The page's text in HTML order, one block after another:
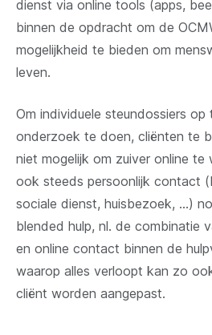
dienst via online tools (apps,
binnen de opdracht om de
mogelijkheid te bieden om
leven.
Om individuele steundossiers op
onderzoek te doen, cliënten te
niet mogelijk om zuiver online te
ook steeds persoonlijk contact
sociale dienst, huisbezoek, …)
blended hulp, nl. de combinatie
en online contact binnen de
waarop alles verloopt kan zo
cliënt worden aangepast.